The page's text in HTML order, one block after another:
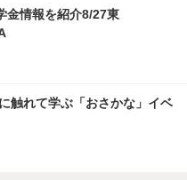
金情報を紹介8/27東
触れて学ぶ「おさかな」イベ